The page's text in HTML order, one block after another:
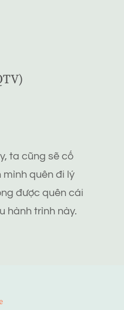
ta cũng sẽ cố
quên đi lý
được quên cái
hành trình này.